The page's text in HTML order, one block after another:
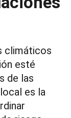
climáticos
esté
de las
local es la